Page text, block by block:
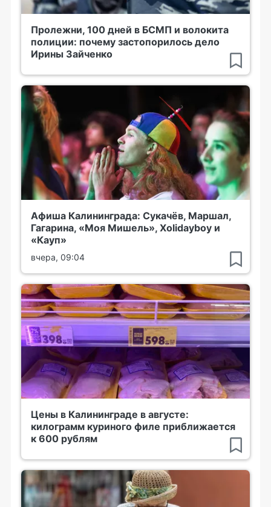
Пролежни, 100 дней в БСМП и волокита
полиции: почему застопорилось дело
Ирины Зайченко
Афиша Калининграда: Сукачёв, Маршал,
Гагарина, «Моя Мишель», Xolidayboy и
«Кауп»
вчера, 09:04
Цены в Калининграде в августе:
килограмм куриного филе приближается
к 600 рублям